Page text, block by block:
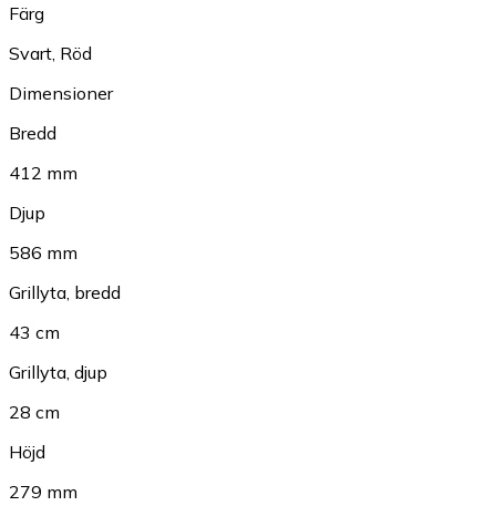
Färg
Svart Röd
Dimensioner
Bredd
412 mm
Djup
586 mm
Grillyta, bredd
43 cm
Grillyta, djup
28 cm
Höjd
279 mm